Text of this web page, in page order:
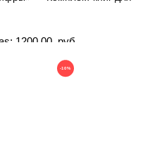
1200,00 руб..
1000,00 руб..
-10%